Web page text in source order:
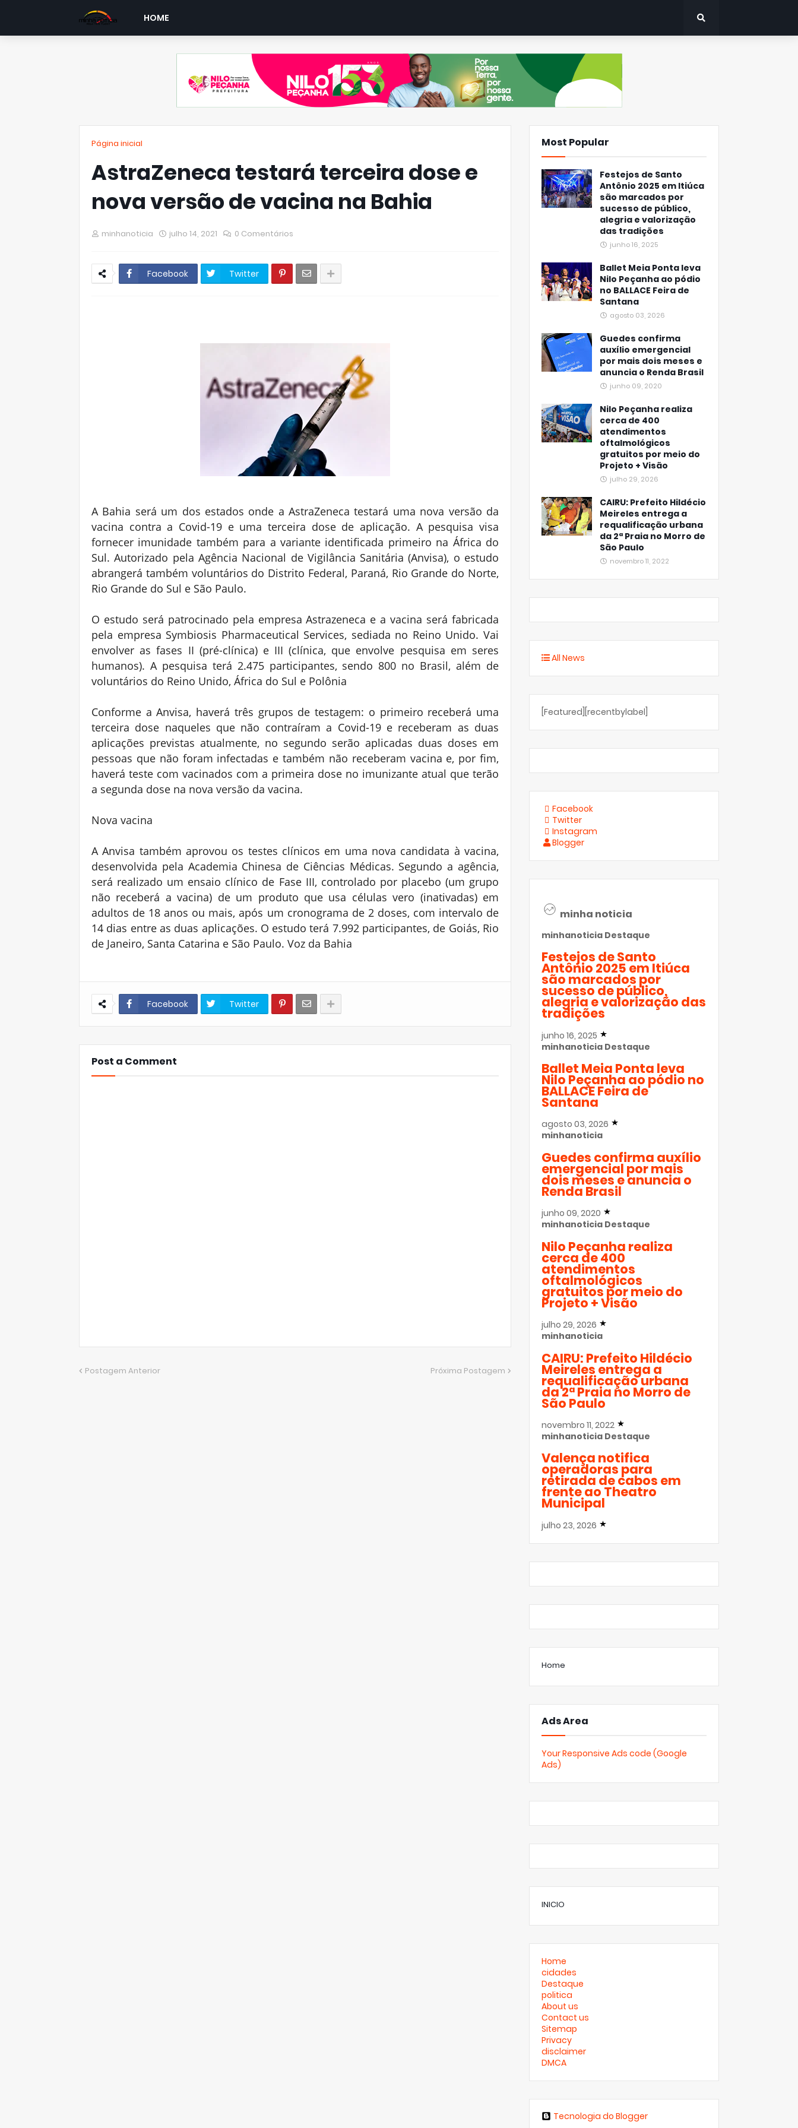
HOME
Página inicial
AstraZeneca testará terceira dose e
nova versão de vacina na Bahia
minhanoticia julho 14, 2021 0 Comentários
Facebook Twitter
A Bahia será um dos estados onde a AstraZeneca testará uma nova versão da
vacina contra a Covid-19 e uma terceira dose de aplicação. A pesquisa visa
fornecer imunidade também para a variante identificada primeiro na África do
Sul. Autorizado pela Agência Nacional de Vigilância Sanitária (Anvisa), o estudo
abrangerá também voluntários do Distrito Federal, Paraná, Rio Grande do Norte,
Rio Grande do Sul e São Paulo.
O estudo será patrocinado pela empresa Astrazeneca e a vacina será fabricada
pela empresa Symbiosis Pharmaceutical Services, sediada no Reino Unido. Vai
envolver as fases II (pré-clínica) e III (clínica, que envolve pesquisa em seres
humanos). A pesquisa terá 2.475 participantes, sendo 800 no Brasil, além de
voluntários do Reino Unido, África do Sul e Polônia
Conforme a Anvisa, haverá três grupos de testagem: o primeiro receberá uma
terceira dose naqueles que não contraíram a Covid-19 e receberam as duas
aplicações previstas atualmente, no segundo serão aplicadas duas doses em
pessoas que não foram infectadas e também não receberam vacina e, por fim,
haverá teste com vacinados com a primeira dose no imunizante atual que terão
a segunda dose na nova versão da vacina.
Nova vacina
A Anvisa também aprovou os testes clínicos em uma nova candidata à vacina,
desenvolvida pela Academia Chinesa de Ciências Médicas. Segundo a agência,
será realizado um ensaio clínico de Fase III, controlado por placebo (um grupo
não receberá a vacina) de um produto que usa células vero (inativadas) em
adultos de 18 anos ou mais, após um cronograma de 2 doses, com intervalo de
14 dias entre as duas aplicações. O estudo terá 7.992 participantes, de Goiás, Rio
de Janeiro, Santa Catarina e São Paulo. Voz da Bahia
Facebook Twitter
Post a Comment
Postagem Anterior Próxima Postagem
Most Popular
Festejos de Santo
Antônio 2025 em Itiúca
são marcados por
sucesso de público,
alegria e valorização
das tradições
junho 16, 2025
Ballet Meia Ponta leva
Nilo Peçanha ao pódio
no BALLACE Feira de
Santana
agosto 03, 2026
Guedes confirma
auxílio emergencial
por mais dois meses e
anuncia o Renda Brasil
junho 09, 2020
Nilo Peçanha realiza
cerca de 400
atendimentos
oftalmológicos
gratuitos por meio do
Projeto + Visão
julho 29, 2026
CAIRU: Prefeito Hildécio
Meireles entrega a
requalificação urbana
da 2ª Praia no Morro de
São Paulo
novembro 11, 2022
All News
[Featured][recentbylabel]
Facebook
Twitter
Instagram
Blogger
minha noticia
minhanoticia Destaque
Festejos de Santo
Antônio 2025 em Itiúca
são marcados por
sucesso de público,
alegria e valorização das
tradições
junho 16, 2025
minhanoticia Destaque
Ballet Meia Ponta leva
Nilo Peçanha ao pódio no
BALLACE Feira de
Santana
agosto 03, 2026
minhanoticia
Guedes confirma auxílio
emergencial por mais
dois meses e anuncia o
Renda Brasil
junho 09, 2020
minhanoticia Destaque
Nilo Peçanha realiza
cerca de 400
atendimentos
oftalmológicos
gratuitos por meio do
Projeto + Visão
julho 29, 2026
minhanoticia
CAIRU: Prefeito Hildécio
Meireles entrega a
requalificação urbana
da 2ª Praia no Morro de
São Paulo
novembro 11, 2022
minhanoticia Destaque
Valença notifica
operadoras para
retirada de cabos em
frente ao Theatro
Municipal
julho 23, 2026
Home
Ads Area
Your Responsive Ads code (Google
Ads)
INICIO
Home
cidades
Destaque
politica
About us
Contact us
Sitemap
Privacy
disclaimer
DMCA
Tecnologia do Blogger